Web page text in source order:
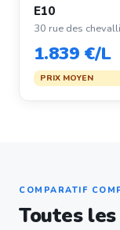
E10
30 rue des
1.839 €/L
PRIX MOYEN
COMPARATIF
Toutes